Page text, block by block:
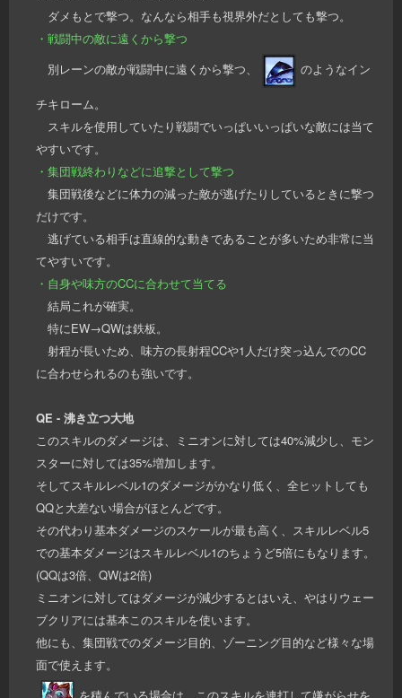
ダメもとで撃つ。なんなら相手も視界外だとしても撃つ。
・戦闘中の敵に遠くから撃つ
別レーンの敵が戦闘中に遠くから撃つ、
のようなイン
チキローム。
スキルを使用していたり戦闘でいっぱいいっぱいな敵には当て
やすいです。
・集団戦終わりなどに追撃として撃つ
集団戦後などに体力の減った敵が逃げたりしているときに撃つ
だけです。
逃げている相手は直線的な動きであることが多いため非常に当
てやすいです。
・自身や味方のCCに合わせて当てる
結局これが確実。
特にEW→QWは鉄板。
射程が長いため、味方の長射程CCや1人だけ突っ込んでのCC
に合わせられるのも強いです。
QE - 沸き立つ大地
このスキルのダメージは、ミニオンに対しては40%減少し、モン
スターに対しては35%増加します。
そしてスキルレベル1のダメージがかなり低く、全ヒットしても
QQと大差ない場合がほとんどです。
その代わり基本ダメージのスケールが最も高く、スキルレベル5
での基本ダメージはスキルレベル1のちょうど5倍にもなります。
(QQは3倍、QWは2倍)
ミニオンに対してはダメージが減少するとはいえ、やはりウェー
ブクリアには基本このスキルを使います。
他にも、集団戦でのダメージ目的、ゾーニング目的など様々な場
面で使えます。